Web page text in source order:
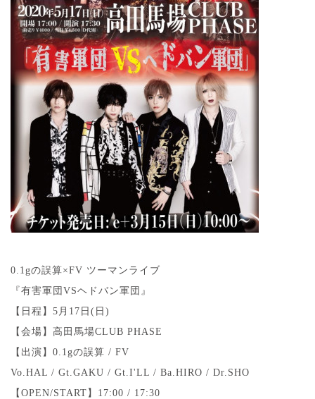
0.1gの誤算×FV ツーマンライブ
『有害軍団VSヘドバン軍団』
【日程】5月17日(日)
【会場】高田馬場CLUB PHASE
【出演】0.1gの誤算 / FV
Vo.HAL / Gt.GAKU / Gt.I'LL / Ba.HIRO / Dr.SHO
【OPEN/START】17:00 / 17:30